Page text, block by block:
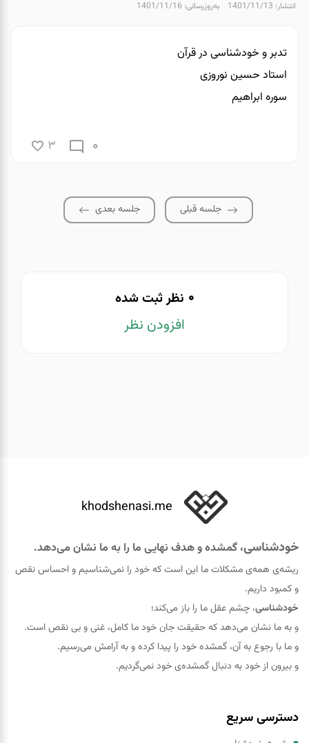
انتشار: 1401/11/13 به‌روزرسانی: 1401/11/16
تدبر و خودشناسی در قرآن
استاد حسین نوروزی
سوره ابراهیم
0
3
جلسه قبلی جلسه بعدی
0 نظر ثبت شده
افزودن نظر
khodshenasi.me
خودشناسی، گمشده و هدف نهایی ما را به ما نشان می‌دهد.
ریشه‌ی همه‌ی مشکلات ما این است که خود را نمی‌شناسیم و احساس نقص
و کمبود داریم.
خودشناسی، چشم عقل ما را باز می‌کند؛
و به ما نشان می‌دهد که حقيقت جان خود ما کامل، غنی و بی نقص است.
و ما با رجوع به آن، گمشده خود را پيدا کرده و به آرامش می‌رسیم.
و بیرون از خود به دنبال گمشده‌ی خود نمی‌گردیم.
دسترسی سریع